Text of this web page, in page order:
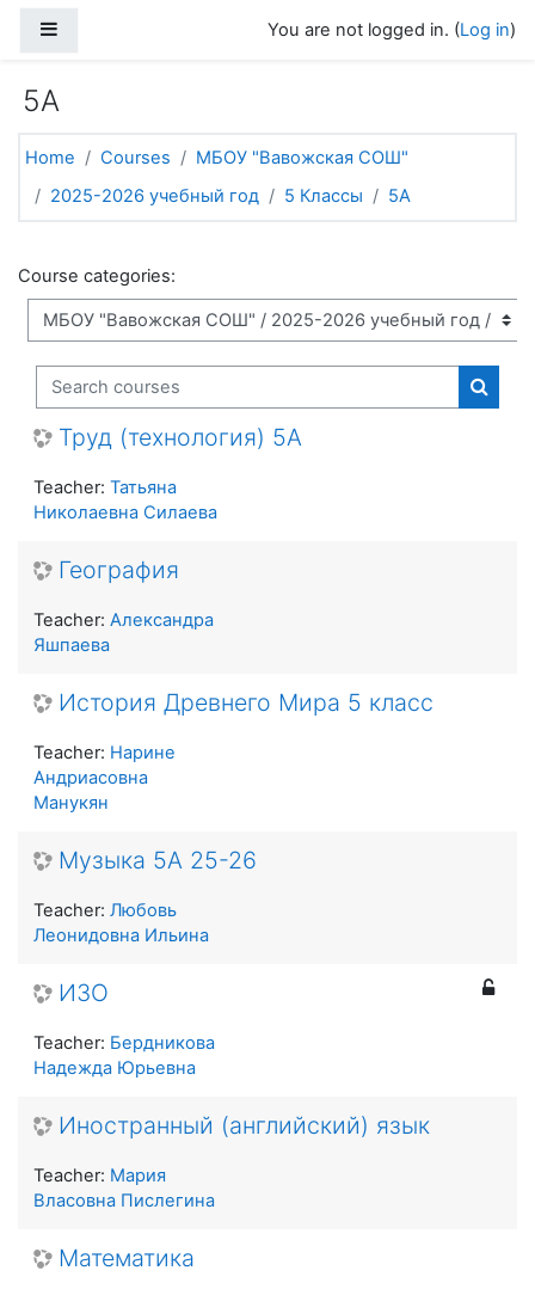
You are not logged in. (Log in)
5А
Home Courses
МБОУ "Вавожская СОШ"
2025-2026 учебный год
5 Классы 5А
Course categories:
Search courses
Труд (технология) 5А
Teacher: Татьяна
Николаевна Силаева
География
Teacher: Александра
Яшпаева
История Древнего Мира 5 класс
Teacher: Нарине
Андриасовна
Манукян
Музыка 5А 25-26
Teacher: Любовь
Леонидовна Ильина
ИЗО
Teacher: Бердникова
Надежда Юрьевна
Иностранный (английский) язык
Teacher: Мария
Власовна Пислегина
Математика